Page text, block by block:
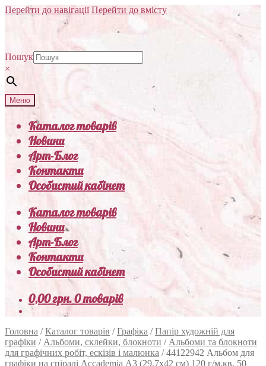
Перейти до навігації Перейти до вмісту
Пошук
×
Меню
Каталог товарів
Новини
Арт-Блог
Контакти
Особистий кабінет
Каталог товарів
Новини
Арт-Блог
Контакти
Особистий кабінет
0,00грн.0 товарів
Головна /Каталог товарів /Графіка /Папір художній для
графіки / Альбоми, склейки, блокноти / Альбоми та блокноти
для графічних робіт, ескізів і малюнка /44122942 Альбом для
графіки на спіралі Accademia А3 (29,7х42 см) 120 г/м.кв. 50